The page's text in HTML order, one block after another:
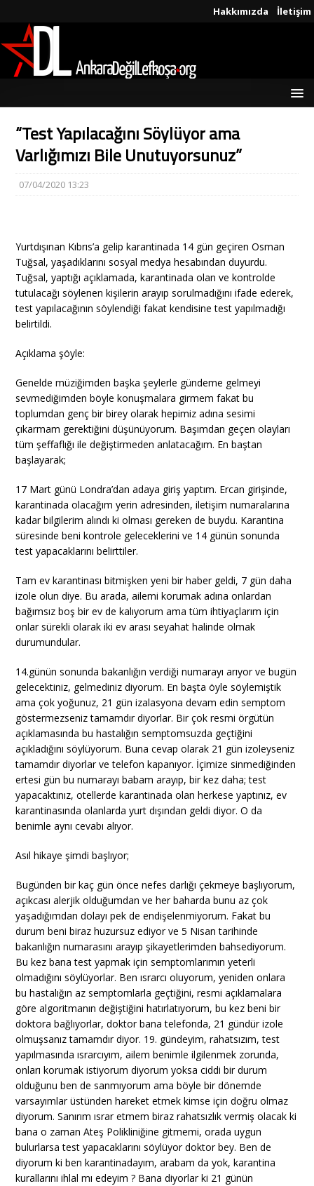
Hakkımızda İletişim
“Test Yapılacağını Söylüyor ama
Varlığımızı Bile Unutuyorsunuz”
07/04/2020 13:23
Yurtdışınan Kıbrıs’a gelip karantinada 14 gün geçiren Osman
Tuğsal, yaşadıklarını sosyal medya hesabından duyurdu.
Tuğsal, yaptığı açıklamada, karantinada olan ve kontrolde
tutulacağı söylenen kişilerin arayıp sorulmadığını ifade ederek,
test yapılacağının söylendiği fakat kendisine test yapılmadığı
belirtildi.
Açıklama şöyle:
Genelde müziğimden başka şeylerle gündeme gelmeyi
sevmediğimden böyle konuşmalara girmem fakat bu
toplumdan genç bir birey olarak hepimiz adına sesimi
çıkarmam gerektiğini düşünüyorum. Başımdan geçen olayları
tüm şeffaflığı ile değiştirmeden anlatacağım. En baştan
başlayarak;
17 Mart günü Londra’dan adaya giriş yaptım. Ercan girişinde,
karantinada olacağım yerin adresinden, iletişim numaralarına
kadar bilgilerim alındı ki olması gereken de buydu. Karantina
süresinde beni kontrole geleceklerini ve 14 günün sonunda
test yapacaklarını belirttiler.
Tam ev karantinası bitmişken yeni bir haber geldi, 7 gün daha
izole olun diye. Bu arada, ailemi korumak adına onlardan
bağımsız boş bir ev de kalıyorum ama tüm ihtiyaçlarım için
onlar sürekli olarak iki ev arası seyahat halinde olmak
durumundular.
14.günün sonunda bakanlığın verdiği numarayı arıyor ve bugün
gelecektiniz, gelmediniz diyorum. En başta öyle söylemiştik
ama çok yoğunuz, 21 gün izalasyona devam edin semptom
göstermezseniz tamamdır diyorlar. Bir çok resmi örgütün
açıklamasında bu hastalığın semptomsuzda geçtiğini
açıkladığını söylüyorum. Buna cevap olarak 21 gün izoleyseniz
tamamdır diyorlar ve telefon kapanıyor. İçimize sinmediğinden
ertesi gün bu numarayı babam arayıp, bir kez daha; test
yapacaktınız, otellerde karantinada olan herkese yaptınız, ev
karantinasında olanlarda yurt dışından geldi diyor. O da
benimle aynı cevabı alıyor.
Asıl hikaye şimdi başlıyor;
Bugünden bir kaç gün önce nefes darlığı çekmeye başlıyorum,
açıkcası alerjik olduğumdan ve her baharda bunu az çok
yaşadığımdan dolayı pek de endişelenmiyorum. Fakat bu
durum beni biraz huzursuz ediyor ve 5 Nisan tarihinde
bakanlığın numarasını arayıp şikayetlerimden bahsediyorum.
Bu kez bana test yapmak için semptomlarımın yeterli
olmadığını söylüyorlar. Ben ısrarcı oluyorum, yeniden onlara
bu hastalığın az semptomlarla geçtiğini, resmi açıklamalara
göre algoritmanın değiştiğini hatırlatıyorum, bu kez beni bir
doktora bağlıyorlar, doktor bana telefonda, 21 gündür izole
olmuşsanız tamamdır diyor. 19. gündeyim, rahatsızım, test
yapılmasında ısrarcıyım, ailem benimle ilgilenmek zorunda,
onları korumak istiyorum diyorum yoksa ciddi bir durum
olduğunu ben de sanmıyorum ama böyle bir dönemde
varsayımlar üstünden hareket etmek kimse için doğru olmaz
diyorum. Sanırım ısrar etmem biraz rahatsızlık vermiş olacak ki
bana o zaman Ateş Polikliniğine gitmemi, orada uygun
bulurlarsa test yapacaklarını söylüyor doktor bey. Ben de
diyorum ki ben karantinadayım, arabam da yok, karantina
kurallarını ihlal mı edeyim ? Bana diyorlar ki 21 günün